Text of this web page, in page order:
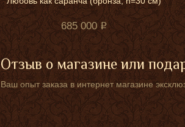
685 000
Отзыв о магазине или
Ваш опыт заказа в интернет магазине